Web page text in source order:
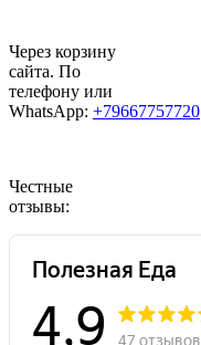
Через корзину
сайта. По
телефону или
WhatsApp: +79667757720
Честные
отзывы: